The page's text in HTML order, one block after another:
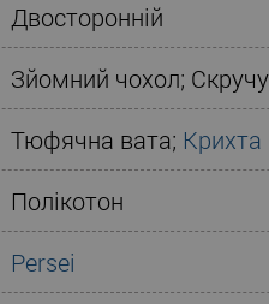
Двосторонній
Зйомний чохол;
Тюфячна вата;
Полікотон
Persei